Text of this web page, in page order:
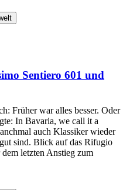
Sentiero 601 und
Früher war alles besser. Oder
In Bavaria, we call it a
auch Klassiker wieder
sind. Blick auf das Rifugio
letzten Anstieg zum